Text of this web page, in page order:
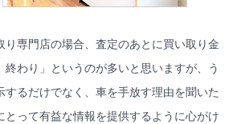
専門店の場合、査定のあとに買い取り金
終わり」というのが多いと思いますが、う
するだけでなく、車を手放す理由を聞いた
とって有益な情報を提供するように心がけ